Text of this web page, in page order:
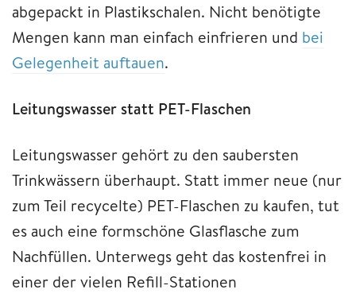
abgepackt in Plastikschalen. Nicht benötigte
Mengen kann man einfach einfrieren und bei
Gelegenheit auftauen.
Leitungswasser statt PET-Flaschen
Leitungswasser gehört zu den saubersten
Trinkwässern überhaupt. Statt immer neue (nur
zum Teil recycelte) PET-Flaschen zu kaufen, tut
es auch eine formschöne Glasflasche zum
Nachfüllen. Unterwegs geht das kostenfrei in
einer der vielen Refill-Stationen